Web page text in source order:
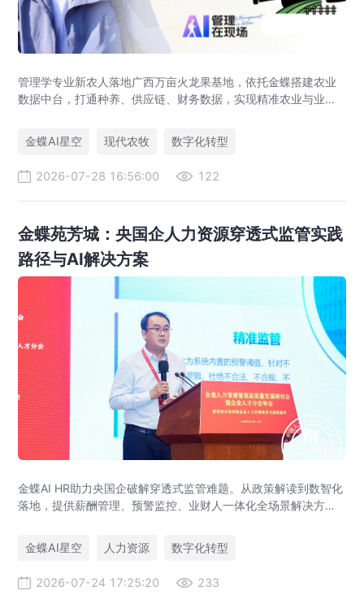
管理学专业新农人落地广西万亩火龙果基地，依托金蝶搭建农业
数据中台，打通种养、供应链、财务数据，实现精准农业与业财
金蝶AI星空
现代农牧 数字化转型
2026-07-28 16:56:00 122
金蝶苑芳城：央国企人力资源穿透式监管实践
路径与AI解决方案
金蝶AI HR助力央国企破解穿透式监管难题。从政策解读到数智化
落地，提供薪酬管理、预警监控、业财人一体化全场景解决方
金蝶AI星空
人力资源 数字化转型
2026-07-24 17:25:20 233